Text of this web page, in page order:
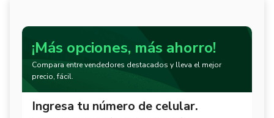
¡Más opciones, más ahorro!
Compara entre vendedores destacados y lleva el mejor
precio, fácil.
Ingresa tu número de celular.